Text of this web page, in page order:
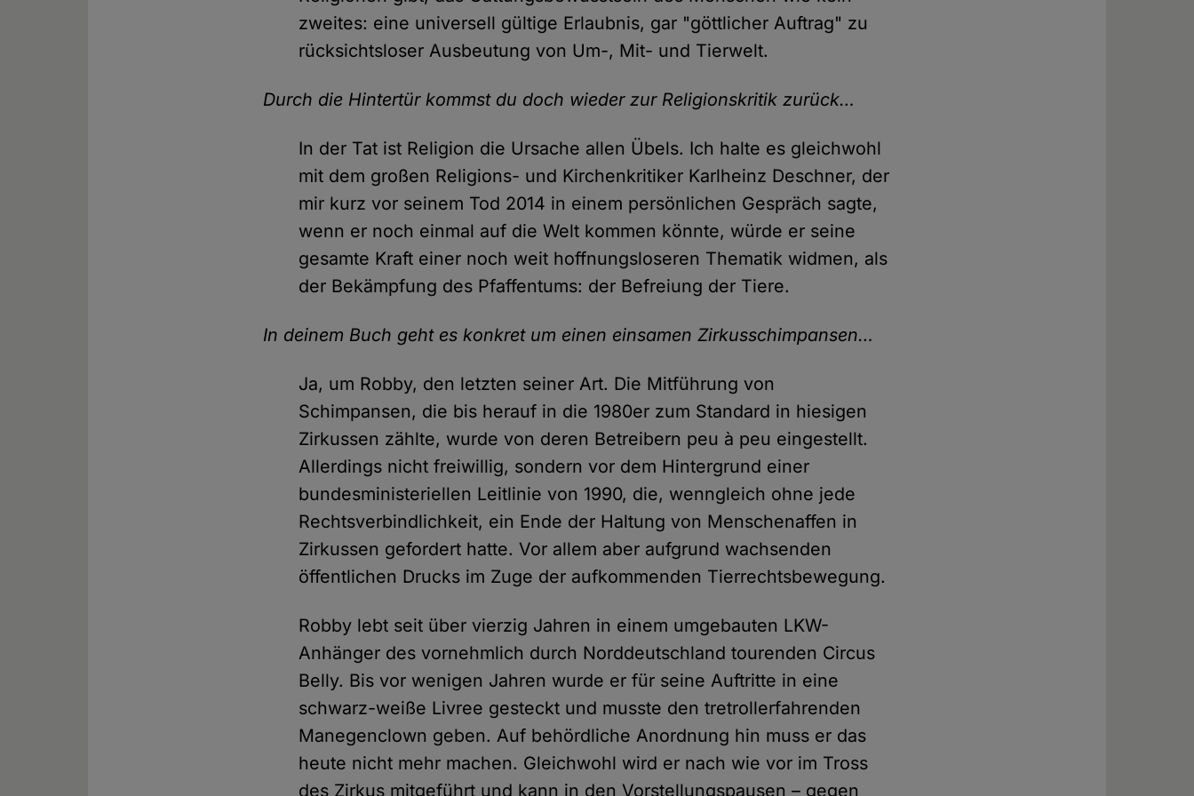
zweites: eine universell gültige Erlaubnis, gar "göttlicher Auftrag" zu
rücksichtsloser Ausbeutung von Um-, Mit- und Tierwelt.
Durch die Hintertür kommst du doch wieder zur Religionskritik zurück…
In der Tat ist Religion die Ursache allen Übels. Ich halte es gleichwohl
mit dem großen Religions- und Kirchenkritiker Karlheinz Deschner, der
mir kurz vor seinem Tod 2014 in einem persönlichen Gespräch sagte,
wenn er noch einmal auf die Welt kommen könnte, würde er seine
gesamte Kraft einer noch weit hoffnungsloseren Thematik widmen, als
der Bekämpfung des Pfaffentums: der Befreiung der Tiere.
In deinem Buch geht es konkret um einen einsamen Zirkusschimpansen…
Ja, um Robby, den letzten seiner Art. Die Mitführung von
Schimpansen, die bis herauf in die 1980er zum Standard in hiesigen
Zirkussen zählte, wurde von deren Betreibern peu à peu eingestellt.
Allerdings nicht freiwillig, sondern vor dem Hintergrund einer
bundesministeriellen Leitlinie von 1990, die, wenngleich ohne jede
Rechtsverbindlichkeit, ein Ende der Haltung von Menschenaffen in
Zirkussen gefordert hatte. Vor allem aber aufgrund wachsenden
öffentlichen Drucks im Zuge der aufkommenden Tierrechtsbewegung.
Robby lebt seit über vierzig Jahren in einem umgebauten LKW-
Anhänger des vornehmlich durch Norddeutschland tourenden Circus
Belly. Bis vor wenigen Jahren wurde er für seine Auftritte in eine
schwarz-weiße Livree gesteckt und musste den tretrollerfahrenden
Manegenclown geben. Auf behördliche Anordnung hin muss er das
heute nicht mehr machen. Gleichwohl wird er nach wie vor im Tross
des Zirkus mitgeführt und kann in den Vorstellungspausen – gegen